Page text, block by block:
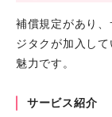
補償規定があり
ジタクが加入し
魅力です。
サービス紹介